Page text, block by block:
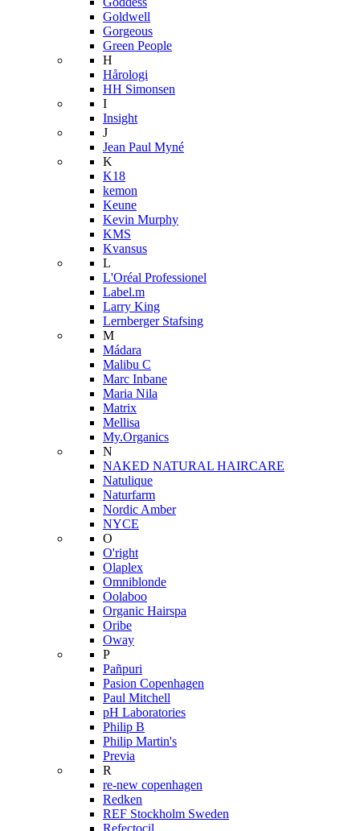
Goldwell
Gorgeous
Green People
H
Hårologi
HH Simonsen
I
Insight
J
Jean Paul Myné
K
K18
kemon
Keune
Kevin Murphy
KMS
Kvansus
L
L'Oréal Professionel
Label.m
Larry King
Lernberger Stafsing
M
Mádara
Malibu C
Marc Inbane
Maria Nila
Matrix
Mellisa
My.Organics
N
NAKED NATURAL HAIRCARE
Natulique
Naturfarm
Nordic Amber
NYCE
O
O'right
Olaplex
Omniblonde
Oolaboo
Organic Hairspa
Oribe
Oway
P
Pañpuri
Pasion Copenhagen
Paul Mitchell
pH Laboratories
Philip B
Philip Martin's
Previa
R
re-new copenhagen
Redken
REF Stockholm Sweden
Refectocil